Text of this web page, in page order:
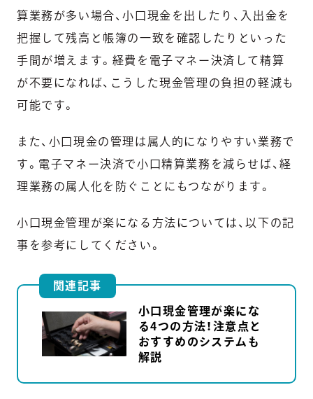
算業務が多い場合、小口現金を出したり、入出金を
把握して残高と帳簿の一致を確認したりといった
手間が増えます。経費を電子マネー決済して精算
が不要になれば、こうした現金管理の負担の軽減も
可能です。
また、小口現金の管理は属人的になりやすい業務で
す。電子マネー決済で小口精算業務を減らせば、経
理業務の属人化を防ぐことにもつながります。
小口現金管理が楽になる方法については、以下の記
事を参考にしてください。
関連記事
小口現金管理が楽にな
る4つの方法！注意点と
おすすめのシステムも
解説